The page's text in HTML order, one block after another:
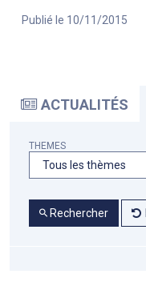
Publié le 10/11/2015
ACTUALITÉS
THEMES
Rechercher